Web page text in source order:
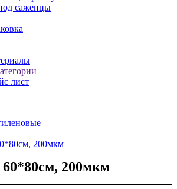
саженцы
200мкм
200мкм